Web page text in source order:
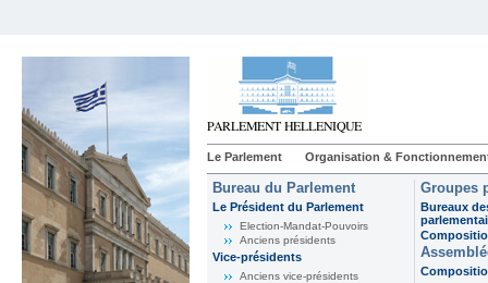
Le Parlement Organisation &
Bureau du Parlement
Le Président du Parlement
Election-Mandat-Pouvoirs
Anciens présidents
Vice-présidents
Anciens vice-présidents
Groupes
Bureaux